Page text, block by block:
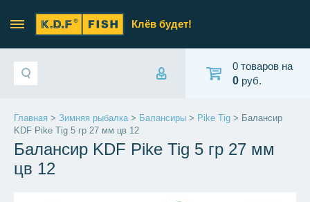
Клёв будет!
0 товаров на
0 руб.
Главная > Зимняя рыбалка> Балансиры > Pike Tig > Балансир
KDF Pike Tig 5 гр 27 мм цв 12
Балансир KDF Pike Tig 5 гр 27 мм
цв 12